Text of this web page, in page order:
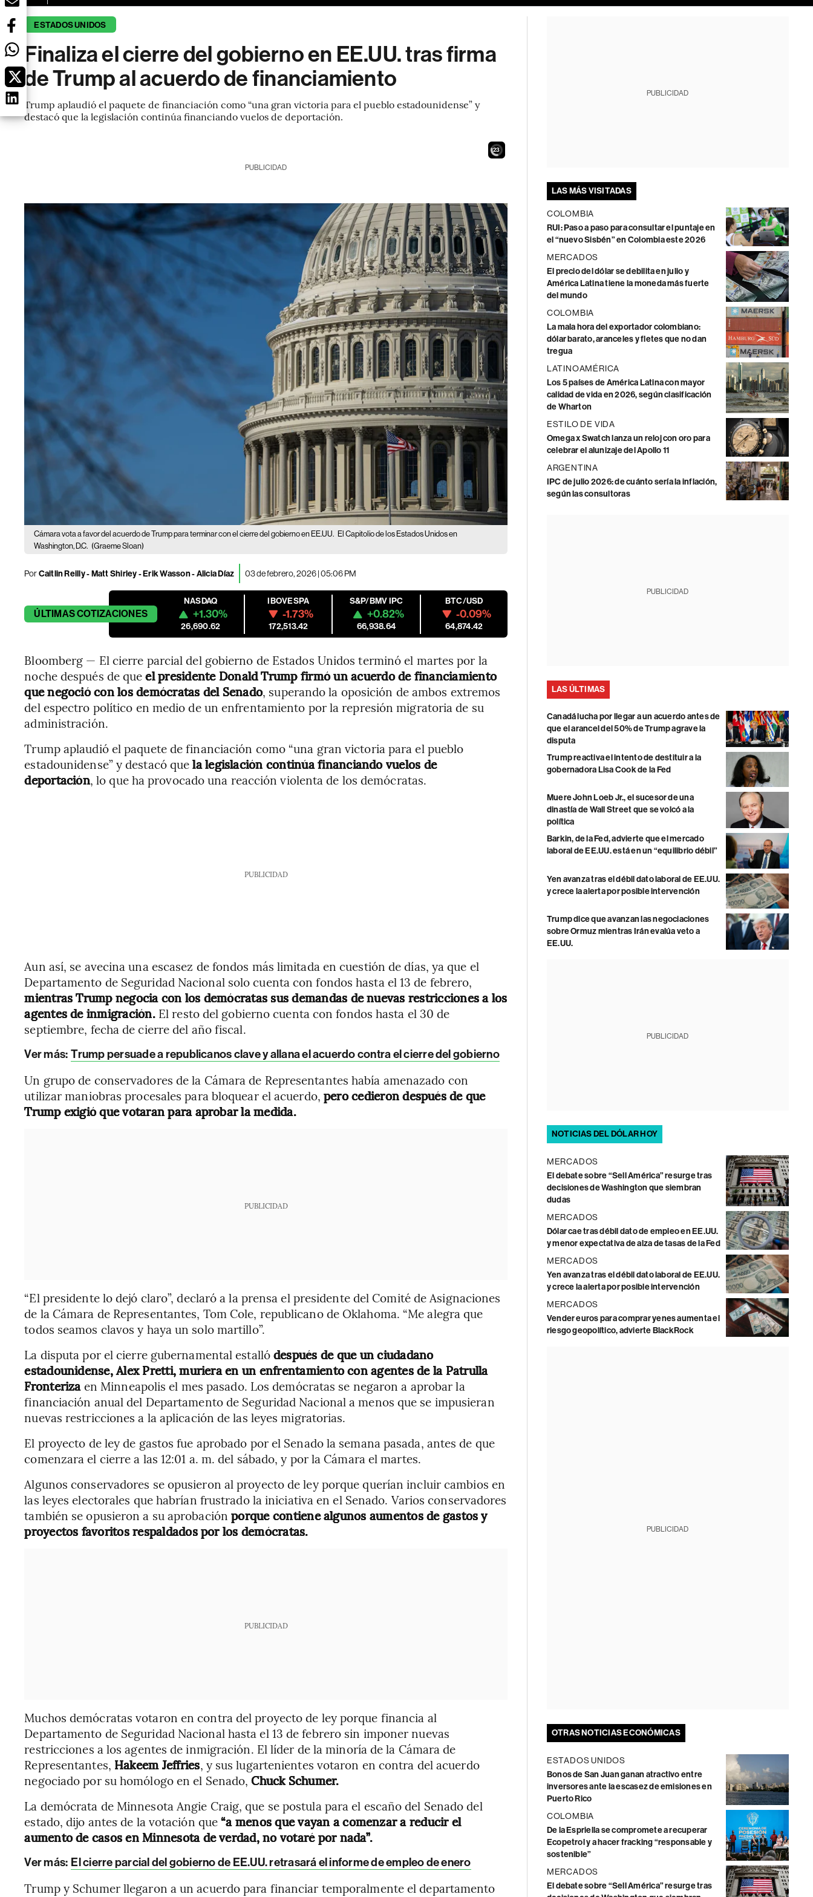
ESTADOS UNIDOS
Finaliza el cierre del gobierno en EE.UU. tras firma
de Trump al acuerdo de financiamiento
Trump aplaudió el paquete de financiación como “una gran victoria para el pueblo estadounidense” y
destacó que la legislación continúa financiando vuelos de deportación.
21
PUBLICIDAD
Cámara vota a favor del acuerdo de Trump para terminar con el cierre del gobierno en EE.UU. El Capitolio de los Estados Unidos en
Washington, D.C. (Graeme Sloan)
PorCaitlin Reilly - Matt Shirley - Erik Wasson - Alicia Díaz 03 de febrero, 2026 | 05:06 PM
ÚLTIMASCOTIZACIONES
NASDAQ
+1.30%
26,690.62
IBOVESPA
-1.73%
172,513.42
S&P/BMV IPC
+0.82%
66,938.64
BTC/USD
-0.09%
64,874.42
Bloomberg — El cierre parcial del gobierno de Estados Unidos terminó el martes por la
noche después de queel presidente Donald Trump firmó un acuerdo de financiamiento
que negoció con los demócratas del Senado, superando la oposición de ambos extremos
del espectro político en medio de un enfrentamiento por la represión migratoria de su
administración.
Trump aplaudió el paquete de financiación como “una gran victoria para el pueblo
estadounidense” y destacó quela legislación continúa financiando vuelos de
deportación, lo que ha provocado una reacción violenta de los demócratas.
PUBLICIDAD
Aun así, se avecina una escasez de fondos más limitada en cuestión de días, ya que el
Departamento de Seguridad Nacional solo cuenta con fondos hasta el 13 de febrero,
mientras Trump negocia con los demócratas sus demandas de nuevas restricciones a los
agentes de inmigración. El resto del gobierno cuenta con fondos hasta el 30 de
septiembre, fecha de cierre del año fiscal.
Ver más: Trump persuade a republicanos clave y allana el acuerdo contra el cierre del gobierno
Un grupo de conservadores de la Cámara de Representantes había amenazado con
utilizar maniobras procesales para bloquear el acuerdo, pero cedieron después de que
Trump exigió que votaran para aprobar la medida.
PUBLICIDAD
“El presidente lo dejó claro”, declaró a la prensa el presidente del Comité de Asignaciones
de la Cámara de Representantes, Tom Cole, republicano de Oklahoma. “Me alegra que
todos seamos clavos y haya un solo martillo”.
La disputa por el cierre gubernamental estallódespués de que un ciudadano
estadounidense, Alex Pretti, muriera en un enfrentamiento con agentes de la Patrulla
Fronterizaen Minneapolis el mes pasado. Los demócratas se negaron a aprobar la
financiación anual del Departamento de Seguridad Nacional a menos que se impusieran
nuevas restricciones a la aplicación de las leyes migratorias.
El proyecto de ley de gastos fue aprobado por el Senado la semana pasada, antes de que
comenzara el cierre a las 12:01 a. m. del sábado, y por la Cámara el martes.
Algunos conservadores se opusieron al proyecto de ley porque querían incluir cambios en
las leyes electorales que habrían frustrado la iniciativa en el Senado. Varios conservadores
también se opusieron a su aprobación porque contiene algunos aumentos de gastos y
proyectos favoritos respaldados por los demócratas.
PUBLICIDAD
Muchos demócratas votaron en contra del proyecto de ley porque financia al
Departamento de Seguridad Nacional hasta el 13 de febrero sin imponer nuevas
restricciones a los agentes de inmigración. El líder de la minoría de la Cámara de
Representantes, Hakeem Jeffries, y sus lugartenientes votaron en contra del acuerdo
negociado por su homólogo en el Senado,Chuck Schumer.
La demócrata de Minnesota Angie Craig, que se postula para el escaño del Senado del
estado, dijo antes de la votación que“a menos que vayan a comenzar a reducir el
aumento de casos en Minnesota de verdad, no votaré por nada”.
Ver más: El cierre parcial del gobierno de EE.UU. retrasará el informe de empleo de enero
Trump y Schumer llegaron a un acuerdo para financiar temporalmente el departamento
PUBLICIDAD
LAS MÁS VISITADAS
COLOMBIA
RUI: Paso a paso para consultar el puntaje en
el “nuevo Sisbén” en Colombia este 2026
MERCADOS
El precio del dólar se debilita en julio y
América Latina tiene la moneda más fuerte
del mundo
COLOMBIA
La mala hora del exportador colombiano:
dólar barato, aranceles y fletes que no dan
tregua
LATINOAMÉRICA
Los 5 países de América Latina con mayor
calidad de vida en 2026, según clasificación
de Wharton
ESTILO DE VIDA
Omega x Swatch lanza un reloj con oro para
celebrar el alunizaje del Apollo 11
ARGENTINA
IPC de julio 2026: de cuánto sería la inflación,
según las consultoras
PUBLICIDAD
LAS ÚLTIMAS
Canadá lucha por llegar a un acuerdo antes de
que el arancel del 50% de Trump agrave la
disputa
Trump reactiva el intento de destituir a la
gobernadora Lisa Cook de la Fed
Muere John Loeb Jr., el sucesor de una
dinastía de Wall Street que se volcó a la
política
Barkin, de la Fed, advierte que el mercado
laboral de EE.UU. está en un “equilibrio débil”
Yen avanza tras el débil dato laboral de EE.UU.
y crece la alerta por posible intervención
Trump dice que avanzan las negociaciones
sobre Ormuz mientras Irán evalúa veto a
EE.UU.
PUBLICIDAD
NOTICIAS DEL DÓLAR HOY
MERCADOS
El debate sobre “Sell América” resurge tras
decisiones de Washington que siembran
dudas
MERCADOS
Dólar cae tras débil dato de empleo en EE.UU.
y menor expectativa de alza de tasas de la Fed
MERCADOS
Yen avanza tras el débil dato laboral de EE.UU.
y crece la alerta por posible intervención
MERCADOS
Vender euros para comprar yenes aumenta el
riesgo geopolítico, advierte BlackRock
PUBLICIDAD
OTRAS NOTICIAS ECONÓMICAS
ESTADOS UNIDOS
Bonos de San Juan ganan atractivo entre
inversores ante la escasez de emisiones en
Puerto Rico
COLOMBIA
De la Espriella se compromete a recuperar
Ecopetrol y a hacer fracking “responsable y
sostenible”
MERCADOS
El debate sobre “Sell América” resurge tras